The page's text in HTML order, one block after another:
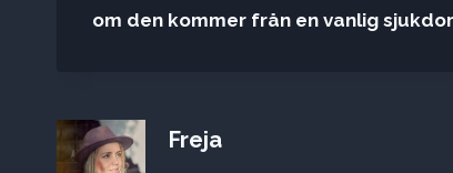
om den kommer från en vanlig
Freja